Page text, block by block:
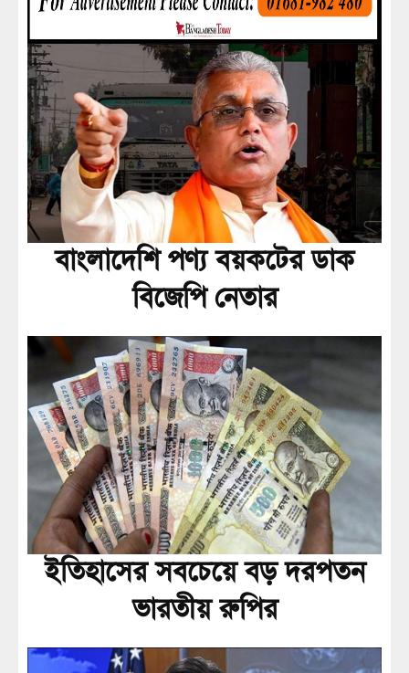
বাংলাদেশি পণ্য বয়কটের ডাক
বিজেপি নেতার
ইতিহাসের সবচেয়ে বড় দরপতন
ভারতীয় রুপির